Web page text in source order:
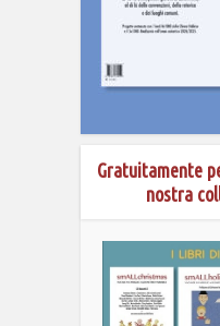
Gratuitamente
nostra